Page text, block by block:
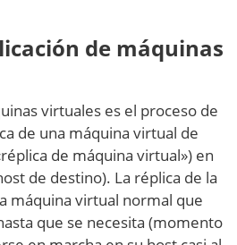
de máquinas
virtuales es el proceso de
de una máquina virtual de
de máquina virtual») en
de destino). La réplica de la
máquina virtual normal que
que se necesita (momento